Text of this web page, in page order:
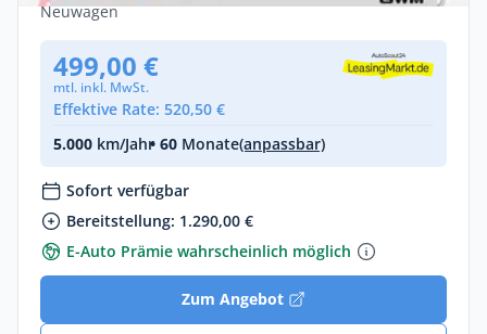
Neuwagen
499,00 €
mtl. inkl. MwSt.
Effektive Rate: 520,50 €
5.000 km/Jahr• 60 Monate(anpassbar)
Sofort verfügbar
Bereitstellung: 1.290,00 €
E-Auto Prämie wahrscheinlich möglich
Zum Angebot